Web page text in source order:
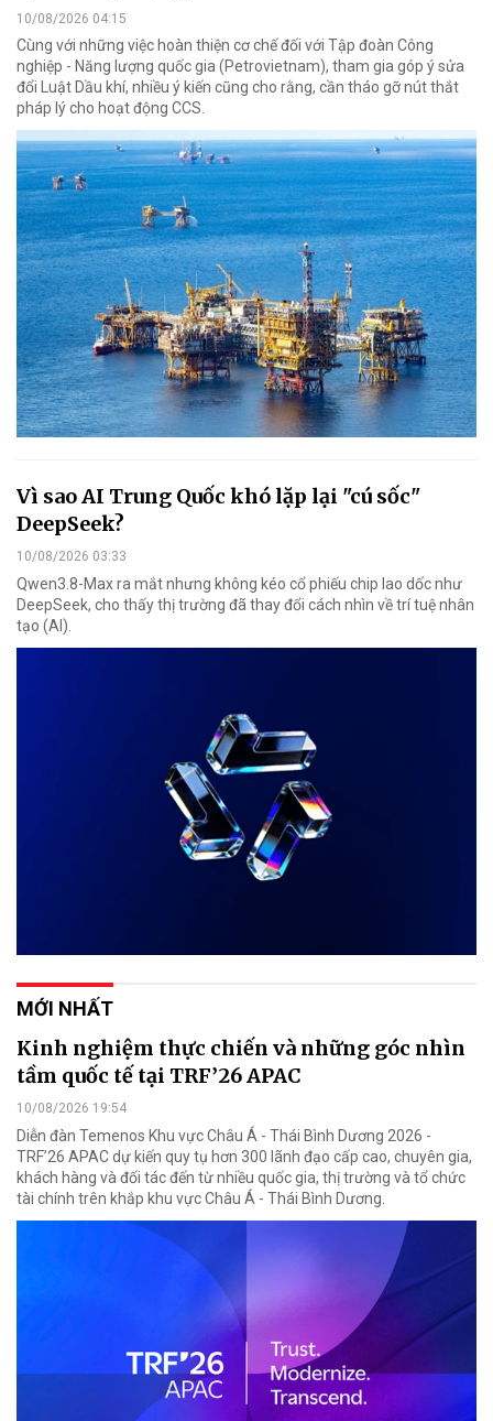
10/08/2026 04:15
Cùng với những việc hoàn thiện cơ chế đối với Tập đoàn Công
nghiệp - Năng lượng quốc gia (Petrovietnam), tham gia góp ý sửa
đổi Luật Dầu khí, nhiều ý kiến cũng cho rằng, cần tháo gỡ nút thắt
pháp lý cho hoạt động CCS.
Vì sao AI Trung Quốc khó lặp lại "cú sốc"
DeepSeek?
10/08/2026 03:33
Qwen3.8-Max ra mắt nhưng không kéo cổ phiếu chip lao dốc như
DeepSeek, cho thấy thị trường đã thay đổi cách nhìn về trí tuệ nhân
tạo (AI).
MỚI NHẤT
Kinh nghiệm thực chiến và những góc nhìn
tầm quốc tế tại TRF’26 APAC
10/08/2026 19:54
Diễn đàn Temenos Khu vực Châu Á - Thái Bình Dương 2026 -
TRF’26 APAC dự kiến quy tụ hơn 300 lãnh đạo cấp cao, chuyên gia,
khách hàng và đối tác đến từ nhiều quốc gia, thị trường và tổ chức
tài chính trên khắp khu vực Châu Á - Thái Bình Dương.